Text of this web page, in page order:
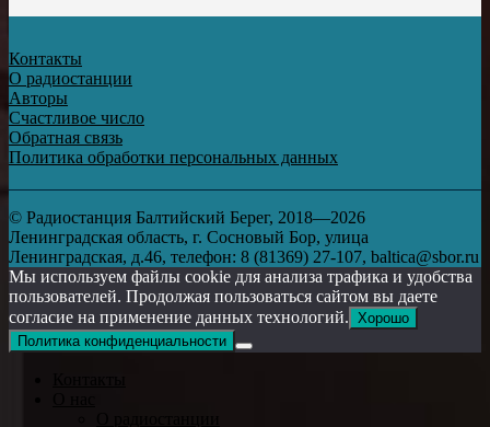
Контакты
О радиостанции
Авторы
Счастливое число
Обратная связь
Политика обработки персональных данных
© Радиостанция Балтийский Берег, 2018—2026
Ленинградская область, г. Сосновый Бор, улица
Ленинградская, д.46, телефон: 8 (81369) 27-107, baltica@sbor.ru
Мы используем файлы cookie для анализа трафика и удобства
пользователей. Продолжая пользоваться сайтом вы даете
согласие на применение данных технологий. Хорошо
Политика конфиденциальности